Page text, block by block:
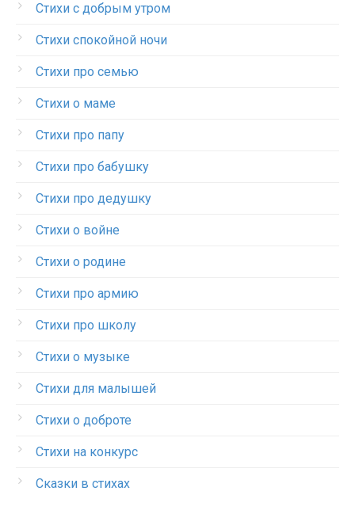
Стихи с добрым утром
Стихи спокойной ночи
Стихи про семью
Стихи о маме
Стихи про папу
Стихи про бабушку
Стихи про дедушку
Стихи о войне
Стихи о родине
Стихи про армию
Стихи про школу
Стихи о музыке
Стихи для малышей
Стихи о доброте
Стихи на конкурс
Сказки в стихах